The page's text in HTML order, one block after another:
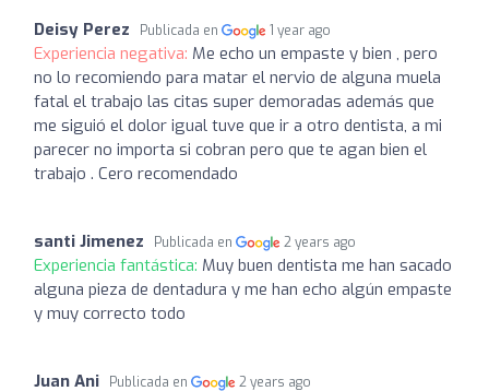
Deisy Perez Publicada en 1 year ago
Experiencia negativa: Me echo un empaste y bien , pero
no lo recomiendo para matar el nervio de alguna muela
fatal el trabajo las citas super demoradas además que
me siguió el dolor igual tuve que ir a otro dentista, a mi
parecer no importa si cobran pero que te agan bien el
trabajo . Cero recomendado
santi Jimenez Publicada en 2 years ago
Experiencia fantástica: Muy buen dentista me han sacado
alguna pieza de dentadura y me han echo algún empaste
y muy correcto todo
Juan Ani Publicada en 2 years ago